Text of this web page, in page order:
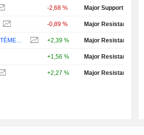
-2,68 % Major Support Test
-0,89 % Major Resistance Test
+2,39 % Major Resistance Test
+1,56 % Major Resistance Test
+2,27 % Major Resistance Test